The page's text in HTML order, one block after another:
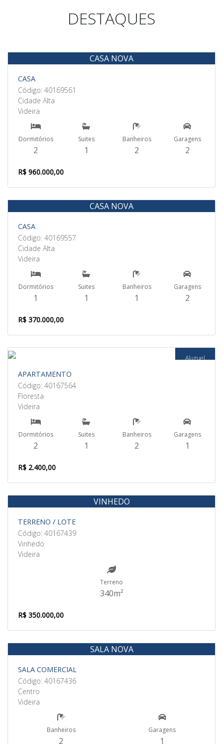
DESTAQUES
Venda
CASA NOVA
CASA
Código: 40169561
Cidade Alta
Videira
Dormitórios
2
Suites
1
Banheiros
2
Garagens
2
R$ 960.000,00
Venda
CASA NOVA
CASA
Código: 40169557
Cidade Alta
Videira
Dormitórios
1
Suites
1
Banheiros
1
Garagens
2
R$ 370.000,00
Aluguel
APARTAMENTO
Código: 40167564
Floresta
Videira
Dormitórios
2
Suites
1
Banheiros
2
Garagens
1
R$ 2.400,00
Venda
VINHEDO
TERRENO / LOTE
Código: 40167439
Vinhedo
Videira
Terreno
340m²
R$ 350.000,00
Aluguel
SALA NOVA
SALA COMERCIAL
Código: 40167436
Centro
Videira
Banheiros
2
Garagens
1